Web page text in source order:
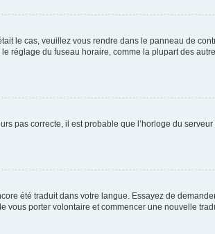
le cas, veuillez vous rendre dans le panneau de
du fuseau horaire, comme la plupart des
pas correcte, il est probable que l’horloge du
été traduit dans votre langue. Essayez de
porter volontaire et commencer une nouvelle